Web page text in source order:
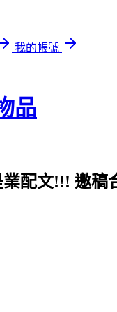
我的帳號
品
配文!!! 邀稿